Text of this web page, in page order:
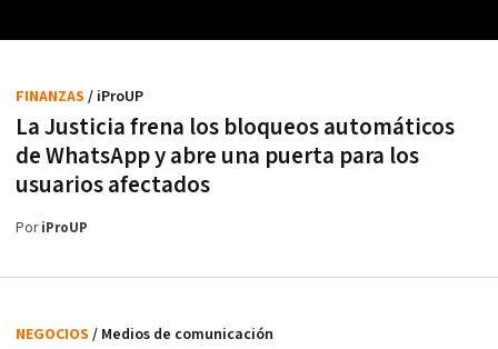
La Justicia frena los bloqueos automáticos
de WhatsApp y abre una puerta para los
usuarios afectados
FINANZAS / iProUP
PoriProUP
NEGOCIOS / Medios de comunicación